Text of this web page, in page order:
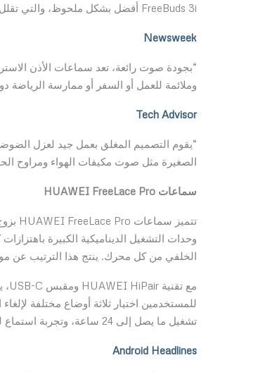
FreeBuds 3i أفضل بشكل ملحوظ، والتي تقلل الضوضاء المحيطة عمليًا إلى الصفر.”
Newsweek
“بجودة صوت رائعة، تعد سماعات الأذن
وملائمة للعمل أو السفر أو ممارسة الرياضة
Tech Advisor
“يقوم التصميم المغلق بعمل جيد لعزل
الصغيرة مثل صوت مكيفات الهواء ومراوح
سماعات HUAWEI FreeLace Pro
وحدات التشغيل الديناميكية الكبيرة
الخلفي من كل محرك. ينتج هذا الترتيب عن
تشغيل ما يصل إلى 24 ساعة، وتجربة استماع لمدة 16 ساعة مع تمكين إلغاء الضوضاء.
Android Headlines